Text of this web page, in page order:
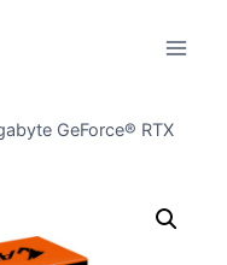
GeForce® RTX